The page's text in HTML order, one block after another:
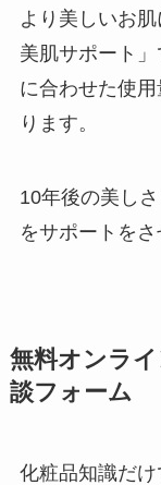
より美しいお
美肌サポート
に合わせた使
ります。
10年後の美し
をサポートをさ
無料オンラ
談フォーム
化粧品知識だけ